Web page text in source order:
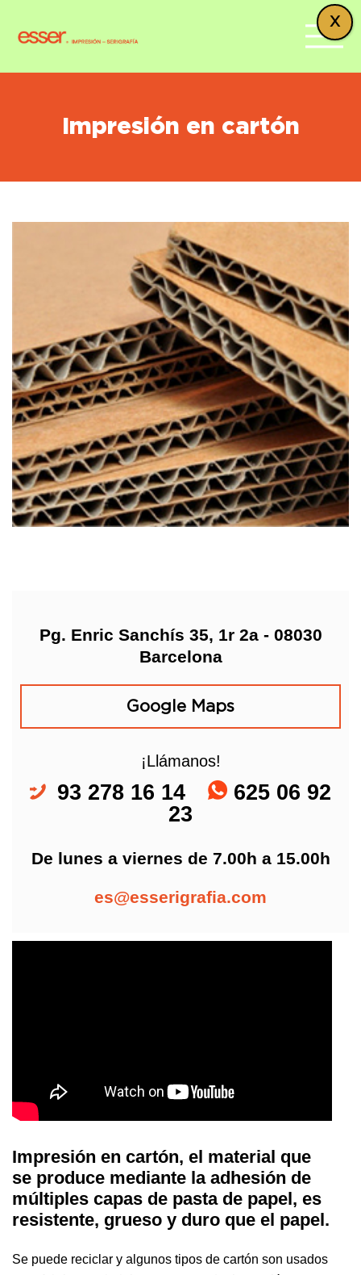
Impresión en cartón
Impresión en cartón, el material que
se produce mediante la adhesión de
múltiples capas de pasta de papel, es
resistente, grueso y duro que el papel.
Se puede reciclar y algunos tipos de cartón son usados
Pg. Enric Sanchís 35, 1r 2a - 08030
Barcelona
Google Maps
¡Llámanos!
93 278 16 14
625 06 92
23
De lunes a viernes de 7.00h a 15.00h
es@esserigrafia.com
X